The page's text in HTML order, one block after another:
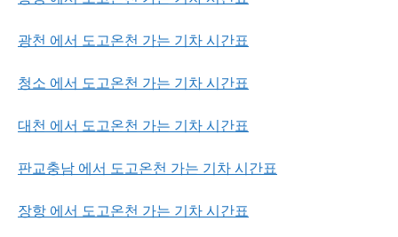
광천 에서 도고온천 가는 기차 시간표
청소 에서 도고온천 가는 기차 시간표
대천 에서 도고온천 가는 기차 시간표
판교충남 에서 도고온천 가는 기차 시간표
장항 에서 도고온천 가는 기차 시간표